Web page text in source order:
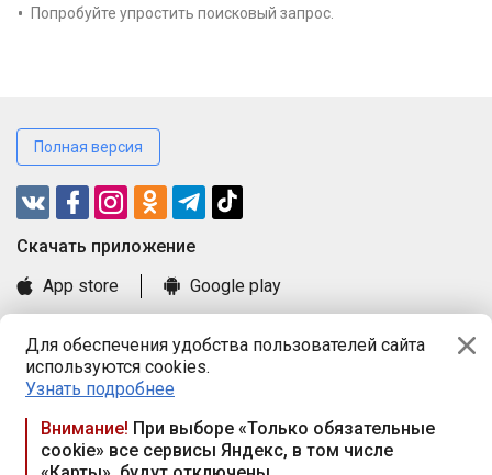
Для обеспечения удобства пользователей сайта
используются cookies.
Узнать подробнее
Внимание! При выборе «Только обязательные
cookie» все сервисы Яндекс, в том числе
Попробуйте упростить поисковый запрос.
Полная версия
Cкачать приложение
App store
Google play
Книга замечаний и предложений
Правила и документы
Praca.by © 2000—2026, ООО «ПРАЦА БАЙ»
Республика Беларусь, 220114, г. Минск, пр-т Независимости
117а, пом. № 9.